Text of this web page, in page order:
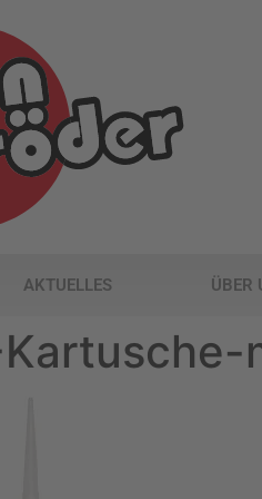
AKTUELLES ÜBER